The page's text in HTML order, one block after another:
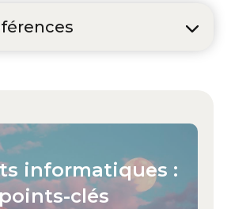
informatiques :
clés